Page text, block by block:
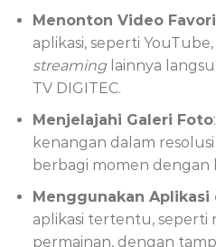
Menonton Video
aplikasi, seperti
streaminglainnya
TV DIGITEC.
Menjelajahi Galeri Foto
kenangan dalam
berbagi momen dengan
Menggunakan Aplikasi
aplikasi tertentu, seperti
permainan, dengan